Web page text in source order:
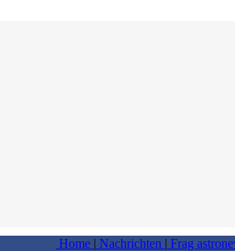
Home | Nachrichten | Frag